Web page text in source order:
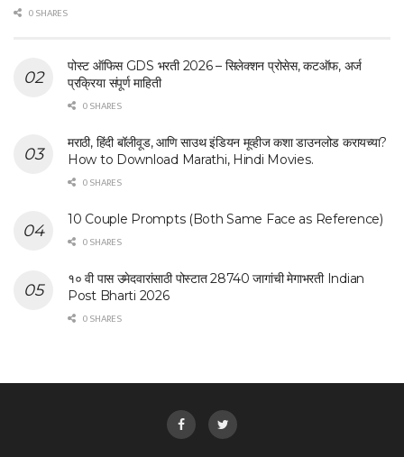
0 SHARES
पोस्ट ऑफिस GDS भरती 2026 – सिलेक्शन प्रोसेस, कटऑफ, अर्ज
प्रक्रिया संपूर्ण माहिती
0 SHARES
मराठी, हिंदी बॉलीवूड, आणि साउथ इंडियन मूव्हीज कशा डाउनलोड करायच्या?
How to Download Marathi, Hindi Movies.
0 SHARES
10 Couple Prompts (Both Same Face as Reference)
0 SHARES
१० वी पास उमेदवारांसाठी पोस्टात 28740 जागांची मेगाभरती Indian
Post Bharti 2026
0 SHARES